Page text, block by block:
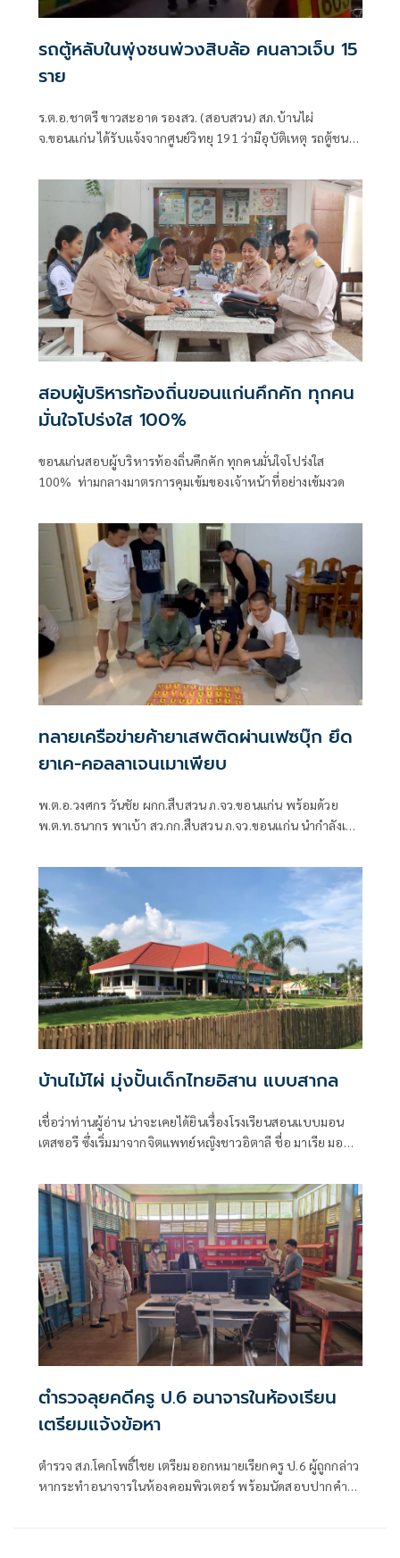
รถตู้หลับในพุ่งชนพ่วงสิบล้อ คนลาวเจ็บ 15
ราย
ร.ต.อ.ชาตรี ขาวสะอาด รองสว. (สอบสวน) สภ.บ้านไผ่
จ.ขอนแก่น ได้รับแจ้งจากศูนย์วิทยุ 191 ว่ามีอุบัติเหตุ รถตู้ชน
สอบผู้บริหารท้องถิ่นขอนแก่นคึกคัก ทุกคน
มั่นใจโปร่งใส 100%
ขอนแก่นสอบผู้บริหารท้องถิ่นคึกคัก ทุกคนมั่นใจโปร่งใส
100% ท่ามกลางมาตรการคุมเข้มของเจ้าหน้าที่อย่างเข้มงวด
ทลายเครือข่ายค้ายาเสพติดผ่านเฟซบุ๊ก ยึด
ยาเค-คอลลาเจนเมาเพียบ
พ.ต.อ.วงศกร วันชัย ผกก.สืบสวน ภ.จว.ขอนแก่น พร้อมด้วย
พ.ต.ท.ธนากร พาเบ้า สว.กก.สืบสวน ภ.จว.ขอนแก่น นำกำลังเจ้า
ต้องหาอายุ 18 ปี จำนวน 4 คน พร้อมยาเคหรือคีตามีนคอลลา
เจน อาวุธปืนไทยประดิษฐ์ เครื่องกระสุนปืน และโทรศัพท์มือ
ถือ หลังสืบสวนพบพฤติการณ์ลักลอบจำหน่ายยา
บ้านไม้ไผ่ มุ่งปั้นเด็กไทยอิสาน แบบสากล
เชื่อว่าท่านผู้อ่าน น่าจะเคยได้ยินเรื่องโรงเรียนสอนแบบมอน
เตสซอรี ซึ่งเริ่มมาจากจิตแพทย์หญิงชาวอิตาลี ชื่อ มาเรีย มอน
ระยะแรก ไม่ใช่การเอาความรู้ไปบอกเด็ก แต่ควรปลูกฝังให้เด็ก
เจริญเติบโตไปตามความต้องการตามธรรมชาติของเขา”
ตำรวจลุยคดีครู ป.6 อนาจารในห้องเรียน
เตรียมแจ้งข้อหา
ตำรวจ สภ.โคกโพธิ์ไชย เตรียมออกหมายเรียกครู ป.6 ผู้ถูกกล่าว
หากระทำอนาจารในห้องคอมพิวเตอร์ พร้อมนัดสอบปากคำผู้